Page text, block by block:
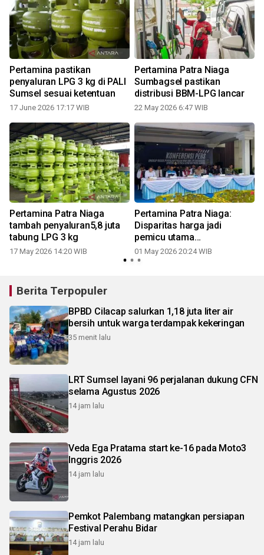
Pertamina pastikan
penyaluran LPG 3 kg di PALI
Sumsel sesuai ketentuan
17 June 2026 17:17 WIB
Pertamina Patra Niaga
Sumbagsel pastikan
distribusi BBM-LPG lancar
22 May 2026 6:47 WIB
Pertamina Patra Niaga
tambah penyaluran5,8 juta
tabung LPG 3 kg
17 May 2026 14:20 WIB
Pertamina Patra Niaga:
Disparitas harga jadi
pemicu utama
penyalahgunaan BBM
Subsidi
01 May 2026 20:24 WIB
Berita Terpopuler
BPBD Cilacap salurkan 1,18 juta liter air
bersih untuk warga terdampak kekeringan
35 menit lalu
LRT Sumsel layani 96 perjalanan dukung CFN
selama Agustus 2026
14 jam lalu
Veda Ega Pratama start ke-16 pada Moto3
Inggris 2026
14 jam lalu
Pemkot Palembang matangkan persiapan
Festival Perahu Bidar
14 jam lalu